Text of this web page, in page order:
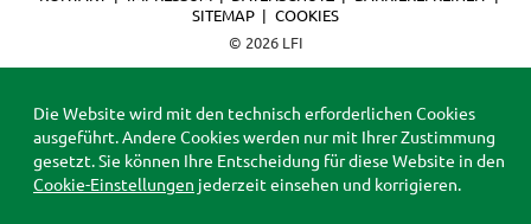
© 2026 LFI
SITEMAP
COOKIES
Die Website wird mit den technisch erforderlichen Cookies
ausgeführt. Andere Cookies werden nur mit Ihrer Zustimmung
gesetzt. Sie können Ihre Entscheidung für diese Website in den
Cookie-Einstellungen jederzeit einsehen und korrigieren.